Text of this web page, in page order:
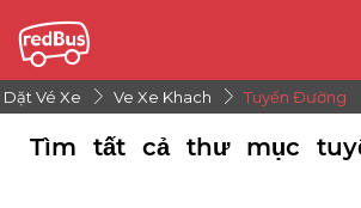
Dặt Vé Xe Ve Xe Khach Tuyến Đường
Tìm tất cả thư mục